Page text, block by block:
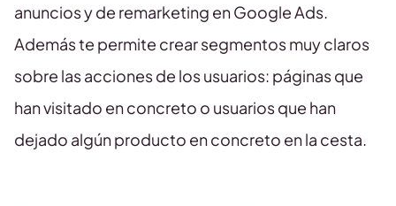
anuncios y de remarketing en Google Ads.
Además te permite crear segmentos muy claros
sobre las acciones de los usuarios: páginas que
han visitado en concreto o usuarios que han
dejado algún producto en concreto en la cesta.